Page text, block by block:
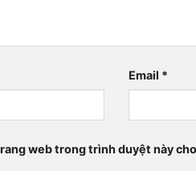
Email *
web trong trình duyệt này